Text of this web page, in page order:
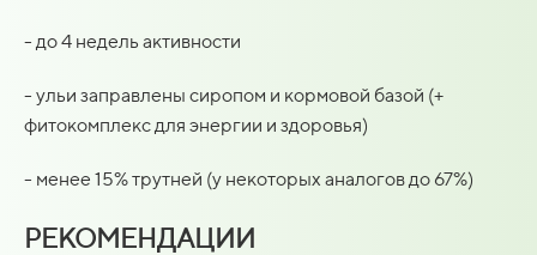
- до 4 недель активности
- ульи заправлены сиропом и кормовой базой (+
фитокомплекс для энергии и здоровья)
- менее 15% трутней (у некоторых аналогов до 67%)
РЕКОМЕНДАЦИИ